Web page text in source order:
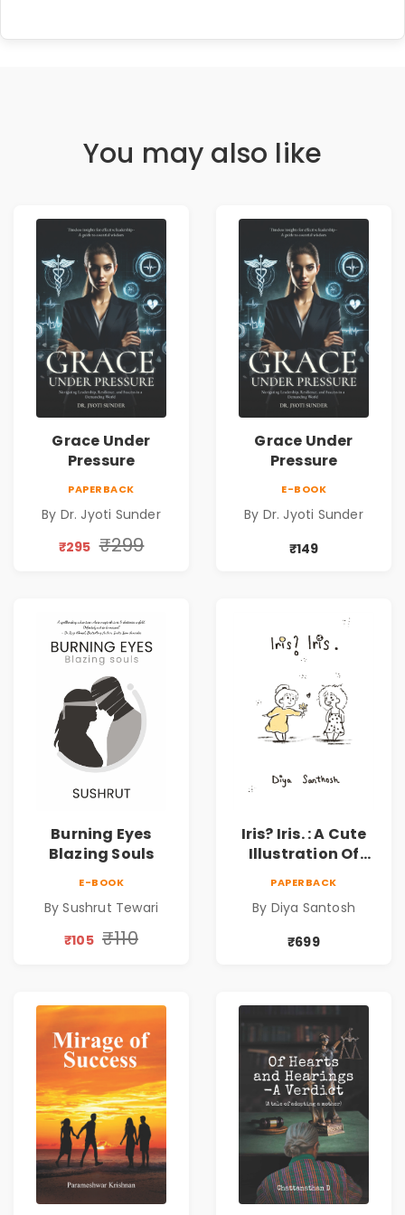
You may also like
Grace Under
Pressure
PAPERBACK
By Dr. Jyoti Sunder
₹295 ₹299
Grace Under
Pressure
E-BOOK
By Dr. Jyoti Sunder
₹149
Burning Eyes
Blazing Souls
E-BOOK
By Sushrut Tewari
₹105 ₹110
Iris? Iris. : A Cute
Illustration Of
The Inner You
PAPERBACK
By Diya Santosh
₹699